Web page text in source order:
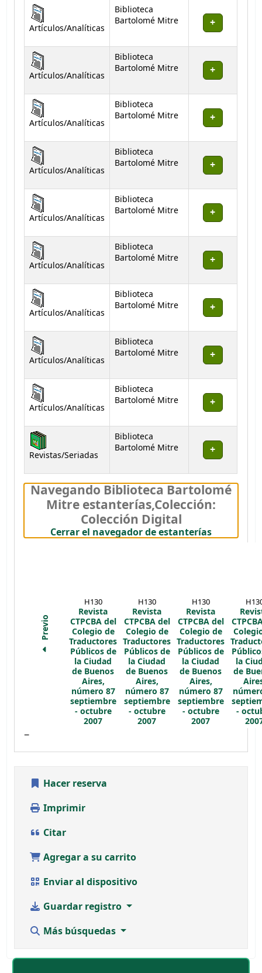
Artículos/Analíticas
Biblioteca
Bartolomé Mitre
Artículos/Analíticas
Biblioteca
Bartolomé Mitre
Artículos/Analíticas
Biblioteca
Bartolomé Mitre
Artículos/Analíticas
Biblioteca
Bartolomé Mitre
Artículos/Analíticas
Biblioteca
Bartolomé Mitre
Artículos/Analíticas
Biblioteca
Bartolomé Mitre
Artículos/Analíticas
Biblioteca
Bartolomé Mitre
Artículos/Analíticas
Biblioteca
Bartolomé Mitre
Artículos/Analíticas
Biblioteca
Bartolomé Mitre
Revistas/Seriadas
Biblioteca
Bartolomé Mitre
Navegando Biblioteca Bartolomé
Mitre estanterías,Colección:
Colección Digital
Cerrar el navegador de estanterías(Oculta el
Previo
H130
Revista
CTPCBA del
Colegio de
Traductores
Públicos de
la Ciudad
de Buenos
Aires,
número 87
septiembre
- octubre
2007
H130
Revista
CTPCBA del
Colegio de
Traductores
Públicos de
la Ciudad
de Buenos
Aires,
número 87
septiembre
- octubre
2007
H130
Revista
CTPCBA del
Colegio de
Traductores
Públicos de
la Ciudad
de Buenos
Aires,
número 87
septiembre
- octubre
2007
la
de
-
Hacer reserva
Imprimir
Citar
Agregar a su carrito
Enviar al dispositivo
Guardar registro
Más búsquedas